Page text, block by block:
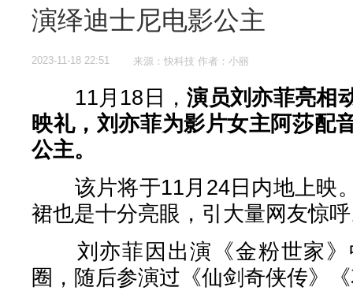
演绎迪士尼电影公主
2023-11-18 22:51 来源：快科技 作者：小丽
11月18日，演员刘亦菲亮相
映礼，刘亦菲为影片女主阿莎配
公主。
该片将于11月24日内地上映
裙也是十分亮眼，引大量网友惊
刘亦菲因出演《金粉世家》
圈，随后参演过《仙剑奇侠传》